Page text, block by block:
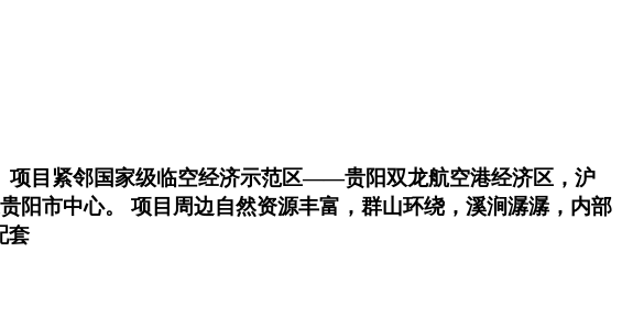
项目紧邻国家级临空经济示范区——贵阳双龙航空港经济区，沪
阳市中心。 项目周边自然资源丰富，群山环绕，溪涧潺潺，内部
套